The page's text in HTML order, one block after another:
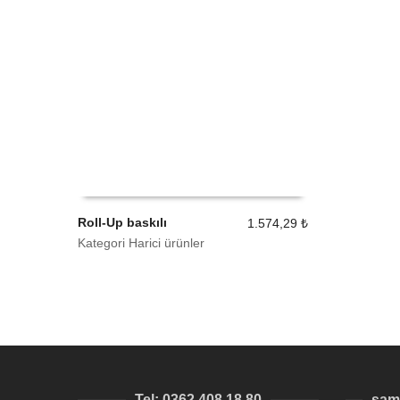
SEPETE EKLE
Roll-Up baskılı
Kategori Harici ürünler
1.574,29 ₺